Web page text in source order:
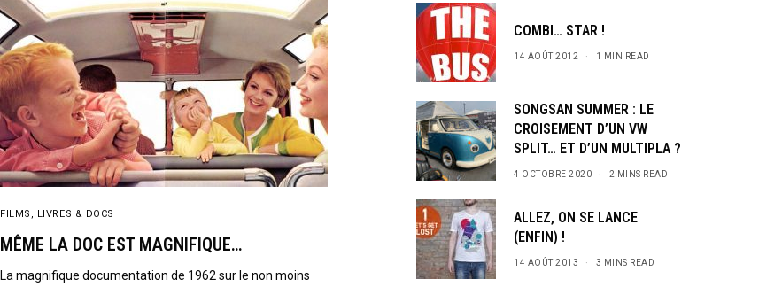
week!
SIGN UP
I would like to receive news and special offers.
FILMS, LIVRES & DOCS
MÊME LA DOC EST MAGNIFIQUE…
La magnifique documentation de 1962 sur le non moins
COMBI… STAR !
14 AOÛT 2012 1 MIN READ
SONGSAN SUMMER : LE
CROISEMENT D’UN VW
SPLIT… ET D’UN MULTIPLA ?
4 OCTOBRE 2020 2 MINS READ
ALLEZ, ON SE LANCE
(ENFIN) !
14 AOÛT 2013 3 MINS READ